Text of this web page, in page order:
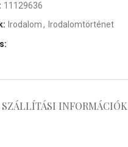
11129636
Irodalom, Irodalomtörténet
SZÁLLÍTÁSI INFORMÁCIÓK